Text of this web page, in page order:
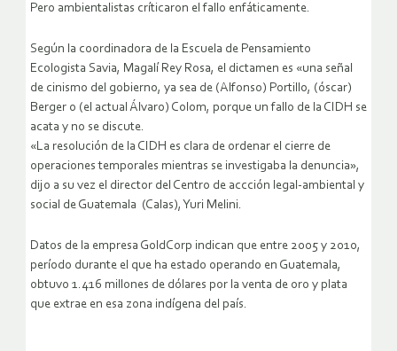
Pero ambientalistas críticaron el fallo enfáticamente.
Según la coordinadora de la Escuela de Pensamiento
Ecologista Savia, Magalí Rey Rosa, el dictamen es «una señal
de cinismo del gobierno, ya sea de (Alfonso) Portillo, (óscar)
Berger o (el actual Álvaro) Colom, porque un fallo de la CIDH se
acata y no se discute.
«La resolución de la CIDH es clara de ordenar el cierre de
operaciones temporales mientras se investigaba la denuncia»,
dijo a su vez el director del Centro de accción legal-ambiental y
social de Guatemala (Calas), Yuri Melini.
Datos de la empresa GoldCorp indican que entre 2005 y 2010,
período durante el que ha estado operando en Guatemala,
obtuvo 1.416 millones de dólares por la venta de oro y plata
que extrae en esa zona indígena del país.